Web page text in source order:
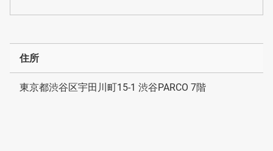
住所
東京都渋谷区宇田川町15-1 渋谷PARCO 7階